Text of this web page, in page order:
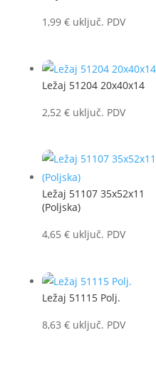
1,99 € uključ. PDV
Ležaj 51204 20x40x14
2,52 € uključ. PDV
Ležaj 51107 35x52x11
(Poljska)
4,65 € uključ. PDV
Ležaj 51115 Polj.
8,63 € uključ. PDV